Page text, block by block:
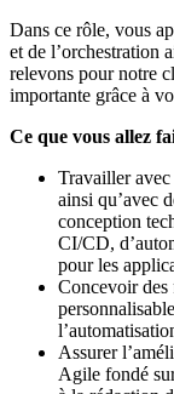
Dans ce rôle, vous
et de l’orchestration
relevons pour notre
importante grâce à
Ce que vous allez
Travailler
ainsi qu’avec
conception
CI/CD,
pour les
Concevoir
Assurer
Agile fondé